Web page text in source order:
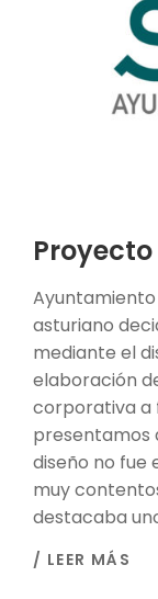
asturiano
mediante el
elaboración
corporativa a
presentamos
diseño no fue
muy
destacaba
/ LEER MÁS